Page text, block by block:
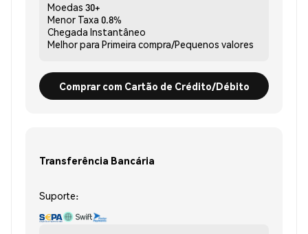
Moedas 30+
Menor Taxa 0.8%
Chegada Instantâneo
Melhor para Primeira compra/Pequenos valores
Comprar com Cartão de Crédito/Débito
Transferência Bancária
Suporte: